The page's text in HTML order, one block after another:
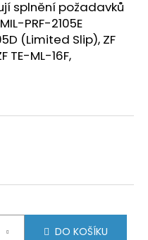
splnění požadavků
PRF-2105E
(Limited Slip), ZF
TE-ML-16F,
DO KOŠÍKU